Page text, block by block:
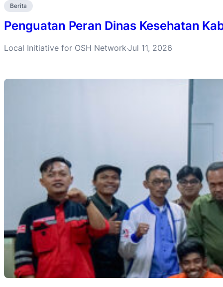
Berita
Penguatan Peran Dinas Kesehatan
Local Initiative for OSH Network·Jul 11, 2026